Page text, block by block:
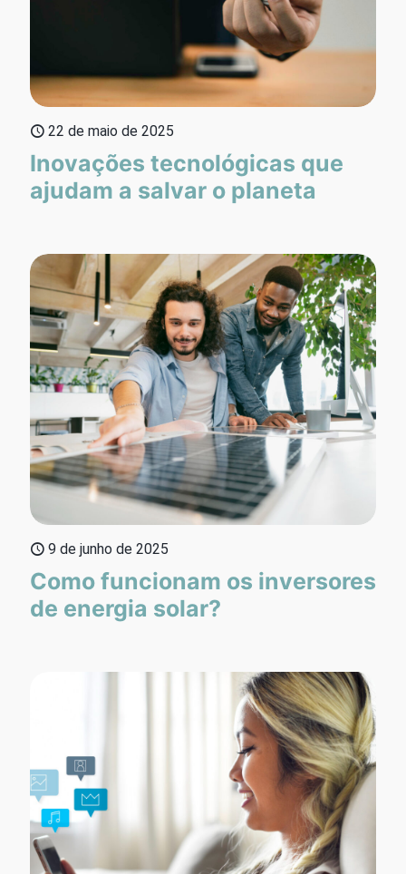
22 de maio de 2025
Inovações tecnológicas que
ajudam a salvar o planeta
9 de junho de 2025
Como funcionam os inversores
de energia solar?